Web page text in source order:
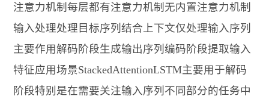
注意力机制每层都有注意力机制无内置注意力机制
输入处理处理目标序列结合上下文仅处理输入序列
主要作用解码阶段生成输出序列编码阶段提取输入
特征应用场景StackedAttentionLSTM主要用于解码
阶段特别是在需要关注输入序列不同部分的任务中